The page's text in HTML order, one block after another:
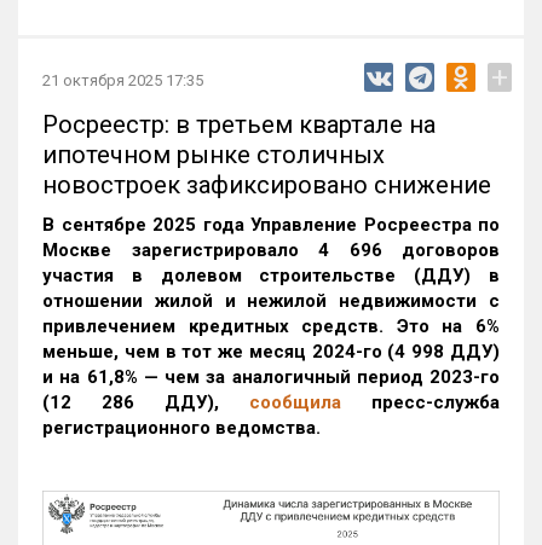
21 октября 2025 17:35 +
Росреестр: в третьем квартале на
ипотечном рынке столичных
новостроек зафиксировано снижение
В сентябре 2025 года Управление Росреестра по
Москве зарегистрировало 4 696 договоров
участия в долевом строительстве (ДДУ) в
отношении жилой и нежилой недвижимости с
привлечением кредитных средств. Это на 6%
меньше, чем в тот же месяц 2024-го (4 998 ДДУ)
и на 61,8% — чем за аналогичный период 2023-го
(12 286 ДДУ), сообщила пресс-служба
регистрационного ведомства.